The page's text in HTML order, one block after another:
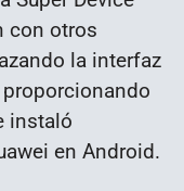
con otros
la interfaz
instaló
en Android.